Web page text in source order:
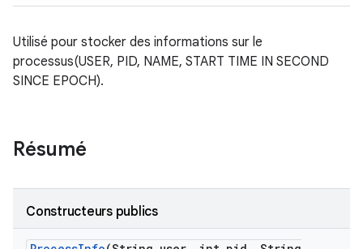
Utilisé pour stocker des informations sur le
processus(USER, PID, NAME, START TIME IN SECOND
SINCE EPOCH).
Résumé
Constructeurs publics